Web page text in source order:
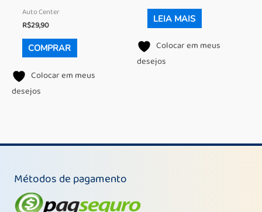
Auto Center
R$29,90
COMPRAR
Colocar em meus
desejos
LEIA MAIS
Colocar em meus
desejos
Métodos de pagamento